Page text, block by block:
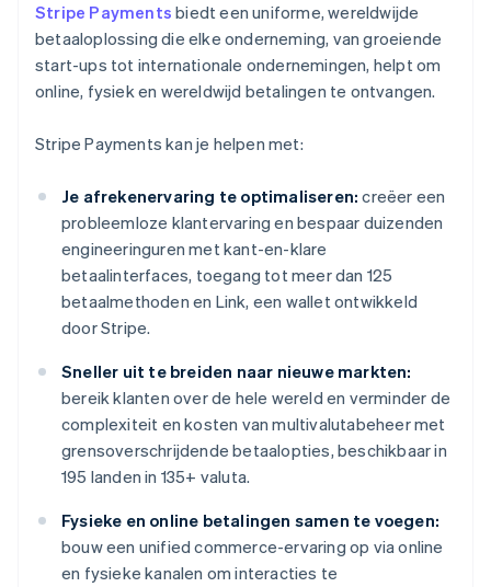
Stripe Payments biedt een uniforme, wereldwijde
betaaloplossing die elke onderneming, van groeiende
start-ups tot internationale ondernemingen, helpt om
online, fysiek en wereldwijd betalingen te ontvangen.
Stripe Payments kan je helpen met:
Je afrekenervaring te optimaliseren: creëer een
probleemloze klantervaring en bespaar duizenden
engineeringuren met kant-en-klare
betaalinterfaces, toegang tot meer dan 125
betaalmethoden en Link, een wallet ontwikkeld
door Stripe.
Sneller uit te breiden naar nieuwe markten:
bereik klanten over de hele wereld en verminder de
complexiteit en kosten van multivalutabeheer met
grensoverschrijdende betaalopties, beschikbaar in
195 landen in 135+ valuta.
Fysieke en online betalingen samen te voegen:
bouw een unified commerce-ervaring op via online
en fysieke kanalen om interacties te